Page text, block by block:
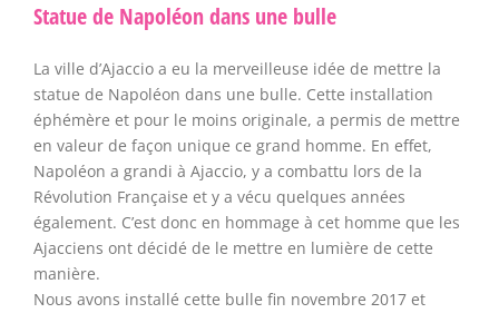
Statue de Napoléon dans une bulle
La ville d’Ajaccio a eu la merveilleuse idée de mettre la
statue de Napoléon dans une bulle. Cette installation
éphémère et pour le moins originale, a permis de mettre
en valeur de façon unique ce grand homme. En effet,
Napoléon a grandi à Ajaccio, y a combattu lors de la
Révolution Française et y a vécu quelques années
également. C’est donc en hommage à cet homme que les
Ajacciens ont décidé de le mettre en lumière de cette
manière.
Nous avons installé cette bulle fin novembre 2017 et